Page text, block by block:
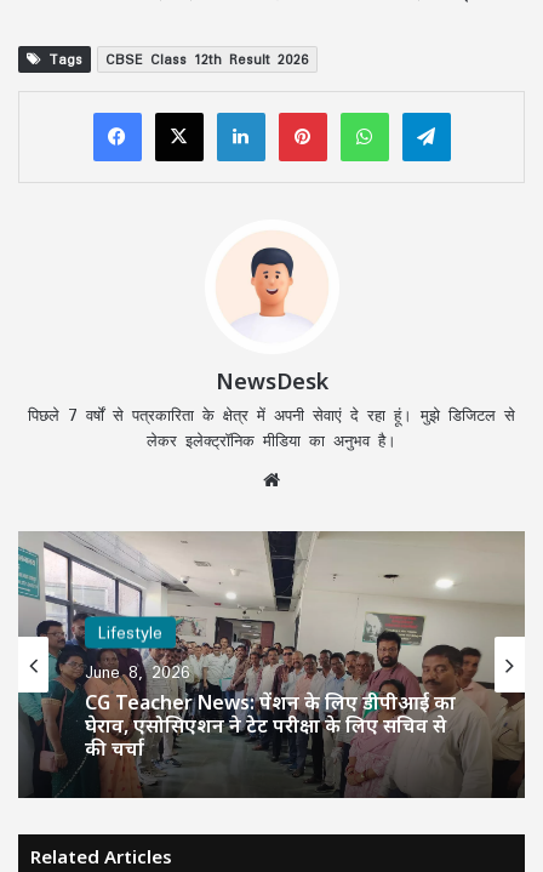
Tags CBSE Class 12th Result 2026
LinkedInPinterestWhatsAppTelegram
NewsDesk
पिछले 7 वर्षों से पत्रकारिता के क्षेत्र में अपनी सेवाएं दे रहा हूं। मुझे डिजिटल से
लेकर इलेक्ट्रॉनिक मीडिया का अनुभव है।
Lifestyle
June 8, 2026
CG Teacher News: पेंशन के लिए डीपीआई का
घेराव, एसोसिएशन ने टेट परीक्षा के लिए सचिव से
की चर्चा
Related Articles